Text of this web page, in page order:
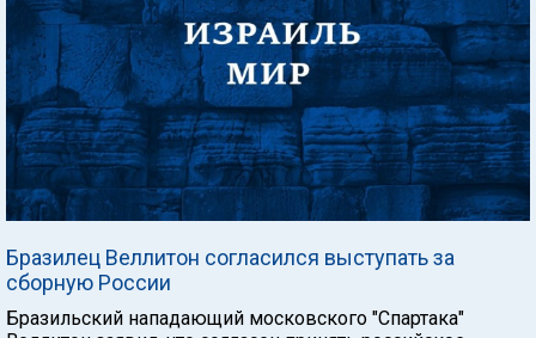
Бразилец Веллитон согласился выступать за
сборную России
Бразильский нападающий московского "Спартака"